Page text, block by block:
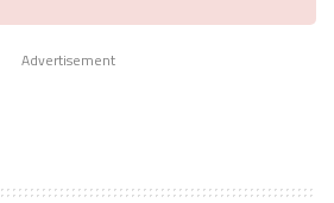
Advertisement